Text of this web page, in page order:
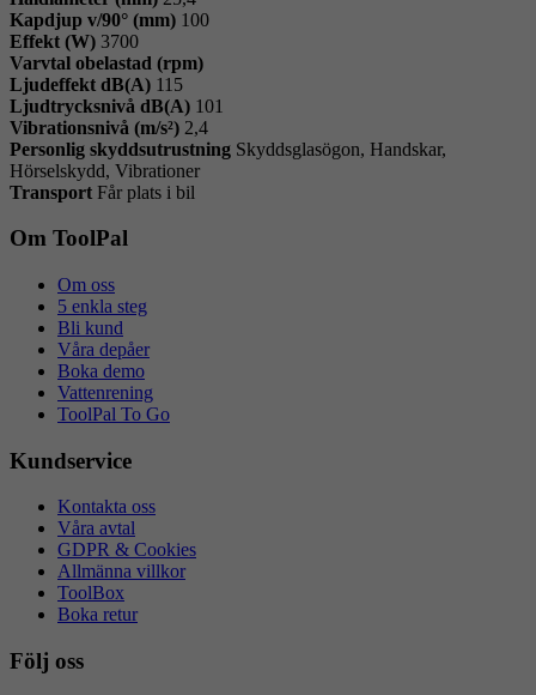
Kapdjup v/90° (mm) 100
Effekt (W) 3700
Varvtal obelastad (rpm)
Ljudeffekt dB(A) 115
Ljudtrycksnivå dB(A) 101
Vibrationsnivå (m/s²) 2,4
Personlig skyddsutrustning Skyddsglasögon, Handskar,
Hörselskydd, Vibrationer
Transport Får plats i bil
Om ToolPal
Om oss
5 enkla steg
Bli kund
Våra depåer
Boka demo
Vattenrening
ToolPal To Go
Kundservice
Kontakta oss
Våra avtal
GDPR & Cookies
Allmänna villkor
ToolBox
Boka retur
Följ oss